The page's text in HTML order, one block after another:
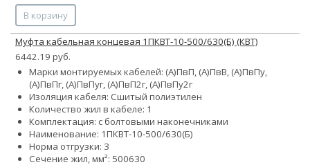
В корзину
Муфта кабельная концевая 1ПКВТ-10-500/630(Б) (КВТ)
6442.19 руб.
Марки монтируемых кабелей: (А)ПвП, (А)ПвВ, (А)ПвПу,
(А)ПвПг, (А)ПвПуг, (А)ПвП2г, (А)ПвПу2г
Изоляция кабеля: Сшитый полиэтилен
Количество жил в кабеле: 1
Комплектация: с болтовыми наконечниками
Наименование: 1ПКВТ-10-500/630(Б)
Норма отгрузки: 3
Сечение жил, мм²: 500630